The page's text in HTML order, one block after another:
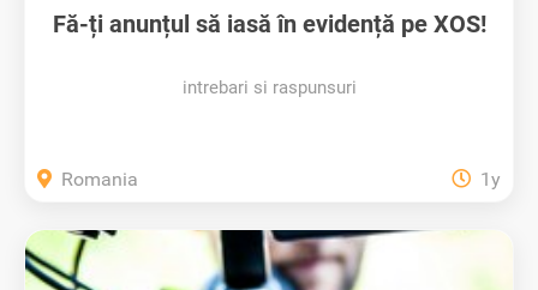
Fă-ți anunțul să iasă în evidență pe XOS!
intrebari si raspunsuri
Romania 1y